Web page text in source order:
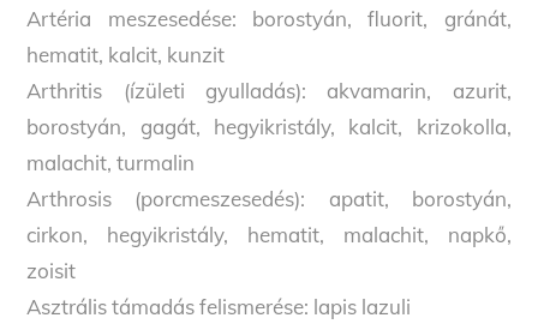
Artéria meszesedése: borostyán, fluorit, gránát,
hematit, kalcit, kunzit
Arthritis (ízületi gyulladás): akvamarin, azurit,
borostyán, gagát, hegyikristály, kalcit, krizokolla,
malachit, turmalin
Arthrosis (porcmeszesedés): apatit, borostyán,
cirkon, hegyikristály, hematit, malachit, napkő,
zoisit
Asztrális támadás felismerése: lapis lazuli